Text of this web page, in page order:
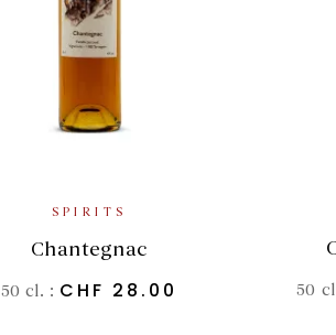
ADD TO BASKET
SPIRITS
Chantegnac
50 cl. : CHF 28.00 50